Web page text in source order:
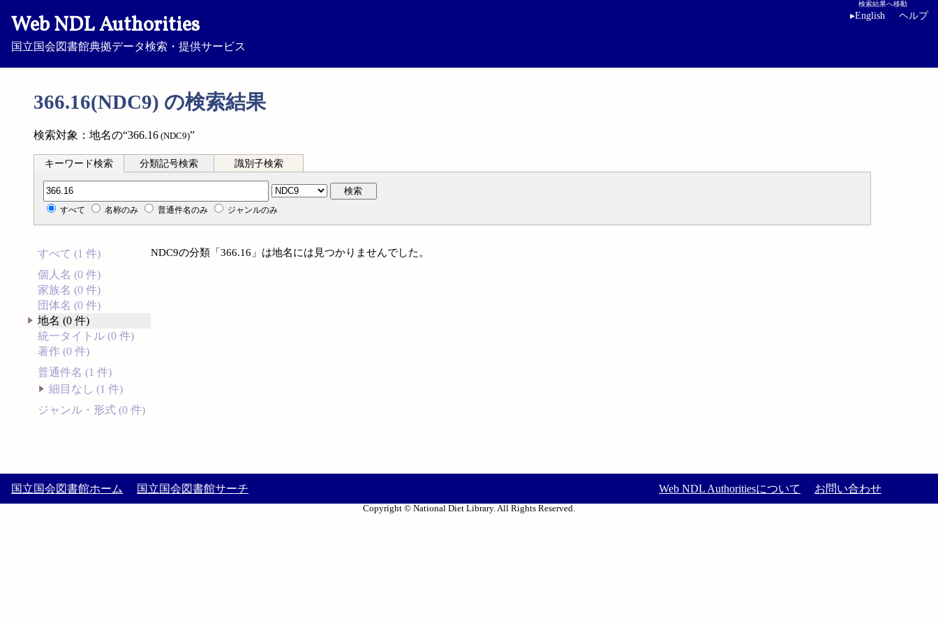
Web NDL Authorities
国立国会図書館典拠データ検索・提供サービス
検索結果へ移動
▸English ヘルプ
366.16(NDC9) の検索結果
検索対象：地名の“366.16 (NDC9)”
キーワード検索 分類記号検索 識別子検索
分類記号検索 検索
すべて 名称のみ 普通件名のみ ジャンルのみ
すべて (1 件)
個人名 (0 件)
家族名 (0 件)
団体名 (0 件)
地名 (0 件)
統一タイトル (0 件)
著作 (0 件)
普通件名 (1 件)
細目なし (1 件)
ジャンル・形式 (0 件)
NDC9の分類「366.16」は地名には見つかりませんでした。
国立国会図書館ホーム 国立国会図書館サーチ Web NDL Authoritiesについて お問い合わせ
Copyright © National Diet Library. All Rights Reserved.